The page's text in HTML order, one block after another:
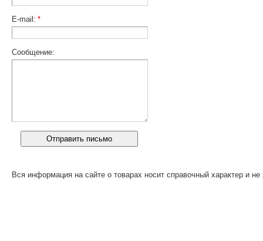
E-mail: *
Сообщение:
Вся информация на сайте о товарах носит справочный характер и